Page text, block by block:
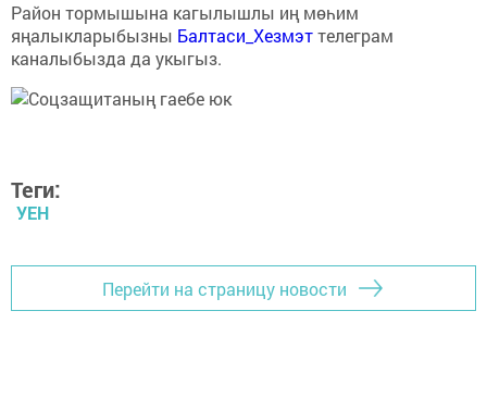
Район тормышына кагылышлы иң мөһим
яңалыкларыбызны Балтаси_Хезмэттелеграм
каналыбызда да укыгыз.
Теги:
УЕН
Перейти на страницу новости